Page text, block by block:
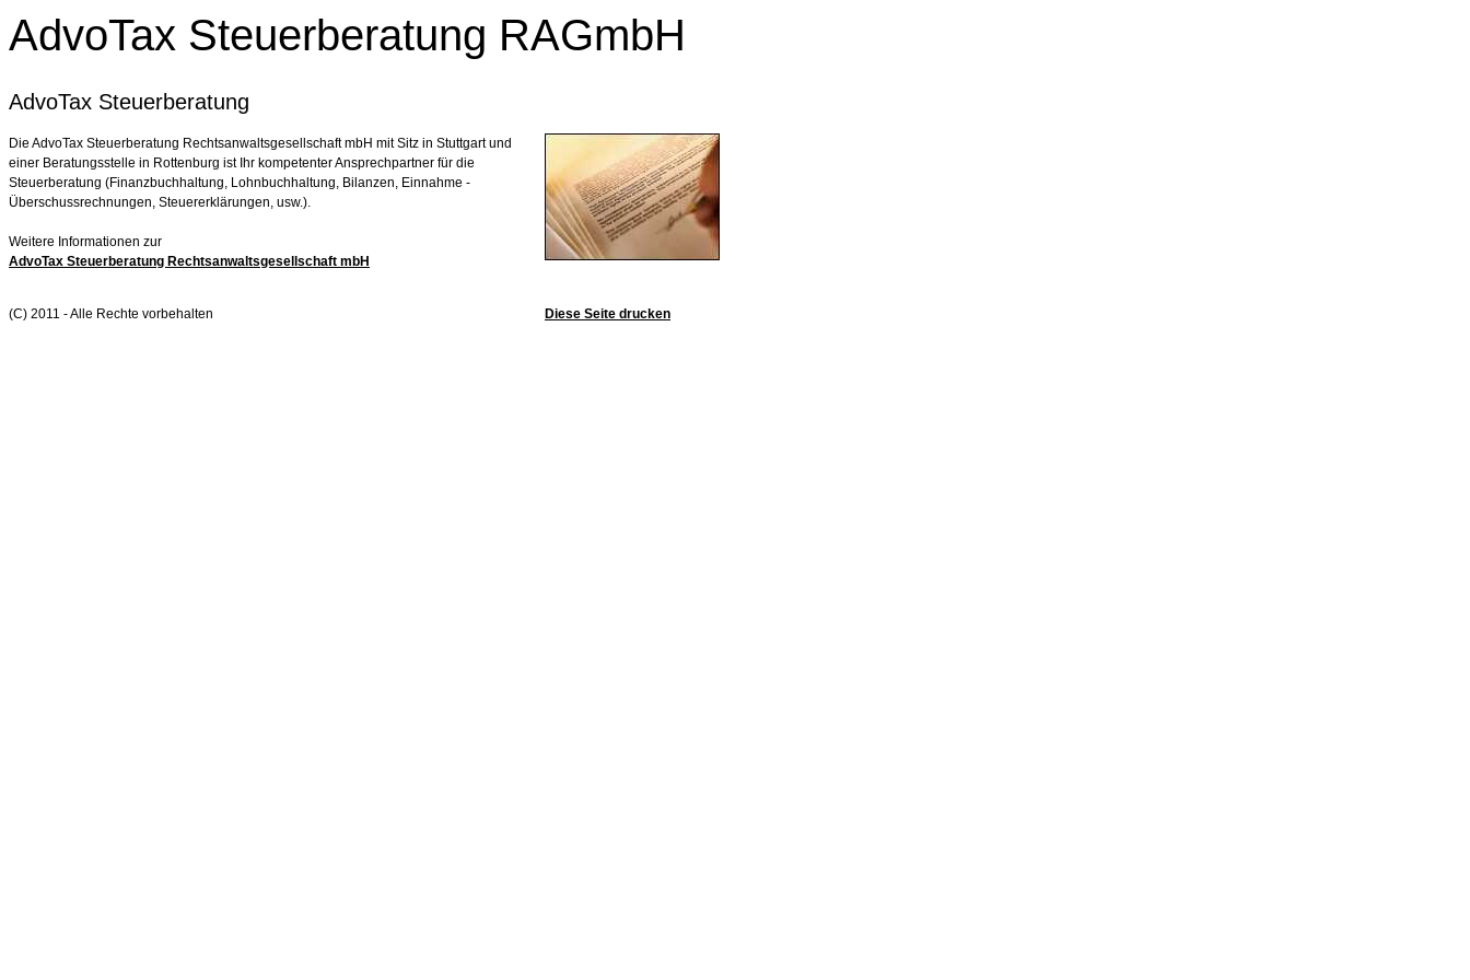
AdvoTax Steuerberatung RAGmbH
AdvoTax Steuerberatung
Die AdvoTax Steuerberatung Rechtsanwaltsgesellschaft mbH mit Sitz in Stuttgart und
einer Beratungsstelle in Rottenburg ist Ihr kompetenter Ansprechpartner für die
Steuerberatung (Finanzbuchhaltung, Lohnbuchhaltung, Bilanzen, Einnahme -
Überschussrechnungen, Steuererklärungen, usw.).
Weitere Informationen zur
AdvoTax Steuerberatung Rechtsanwaltsgesellschaft mbH
(C) 2011 - Alle Rechte vorbehalten Diese Seite drucken